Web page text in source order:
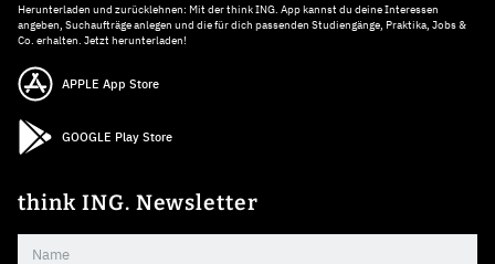
Herunterladen und zurücklehnen: Mit der think ING. App kannst du deine Interessen
angeben, Suchaufträge anlegen und die für dich passenden Studiengänge, Praktika, Jobs &
Co. erhalten. Jetzt herunterladen!
APPLE App Store
GOOGLE Play Store
think ING. Newsletter